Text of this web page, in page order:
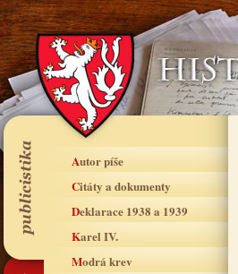
Autor píše
Citáty a dokumenty
Deklarace 1938 a 1939
Karel IV.
Modrá krev